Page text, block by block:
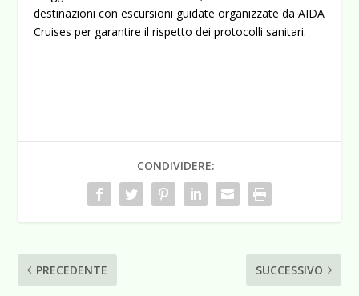
destinazioni con escursioni guidate organizzate da AIDA
Cruises per garantire il rispetto dei protocolli sanitari.
CONDIVIDERE:
PRECEDENTE SUCCESSIVO